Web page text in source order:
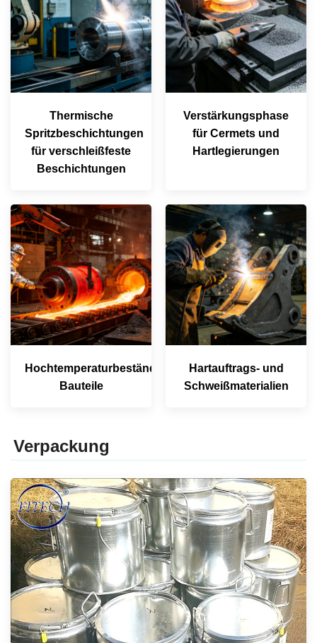
Thermische
Spritzbeschichtungen
für verschleißfeste
Beschichtungen
Verstärkungsphase
für Cermets und
Hartlegierungen
Hochtemperaturbeständige
Bauteile
Hartauftrags- und
Schweißmaterialien
Verpackung